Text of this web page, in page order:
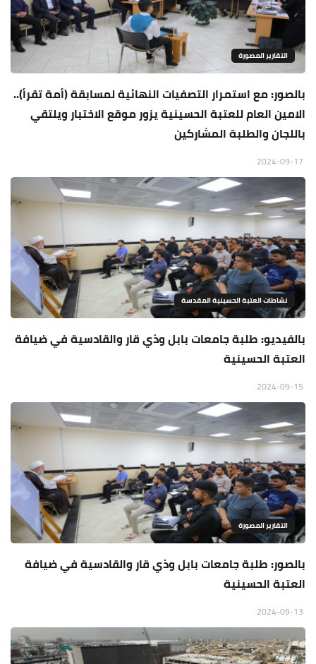
التقارير المصورة
بالصور: مع استمرار التصفيات النهائية لمسابقة (أمة تقرأ)..
الامين العام للعتبة الحسينية يزور موقع الاختبار ويلتقي
باللجان والطلبة المشاركين
نشاطات العتبة الحسينية المقدسة
بالفيديو: طلبة جامعات بابل وذي قار والقادسية في ضيافة
العتبة الحسينية
التقارير المصورة
بالصور: طلبة جامعات بابل وذي قار والقادسية في ضيافة
العتبة الحسينية